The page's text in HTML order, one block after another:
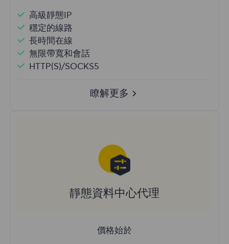
高級靜態IP
穩定的線路
長時間在線
無限帶寬和會話
HTTP(S)/SOCKS5
瞭解更多
靜態資料中心代理
價格始於